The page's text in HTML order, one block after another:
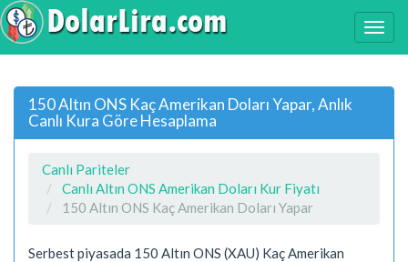
150 Altın ONS Kaç Amerikan Doları Yapar, Anlık
Canlı Kura Göre Hesaplama
Canlı Pariteler
Canlı Altın ONS Amerikan Doları Kur Fiyatı
150 Altın ONS Kaç Amerikan Doları Yapar
Serbest piyasada 150 Altın ONS (XAU) Kaç Amerikan